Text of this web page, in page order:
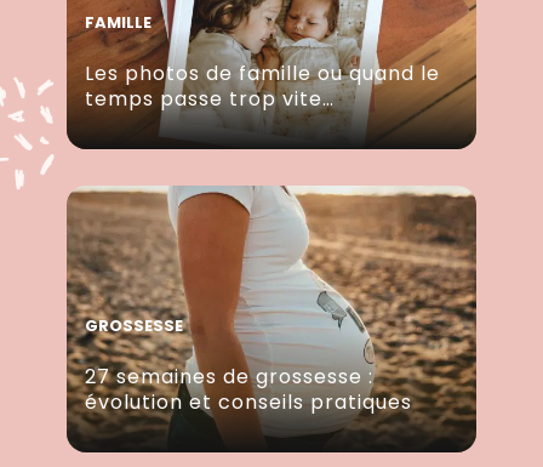
FAMILLE
Les photos de famille ou quand le
temps passe trop vite…
GROSSESSE
27 semaines de grossesse :
évolution et conseils pratiques